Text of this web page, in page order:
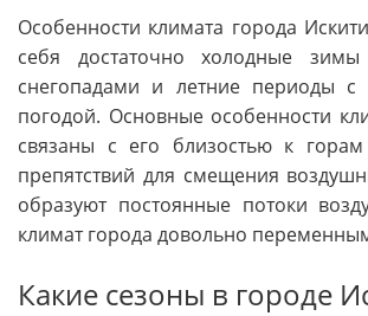
Особенности климата города
себя достаточно холодные
снегопадами и летние периоды с
погодой. Основные особенности
связаны с его близостью к горам
препятствий для смещения
образуют постоянные потоки
климат города довольно
Какие сезоны в городе